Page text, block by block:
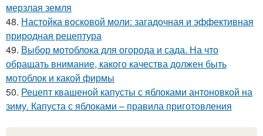
мерзлая земля
48. Настойка восковой моли: загадочная и эффективная
природная рецептура
49. Выбор мотоблока для огорода и сада. На что
обращать внимание, какого качества должен быть
мотоблок и какой фирмы
50. Рецепт квашеной капусты с яблоками антоновкой на
зиму. Капуста с яблоками – правила приготовления